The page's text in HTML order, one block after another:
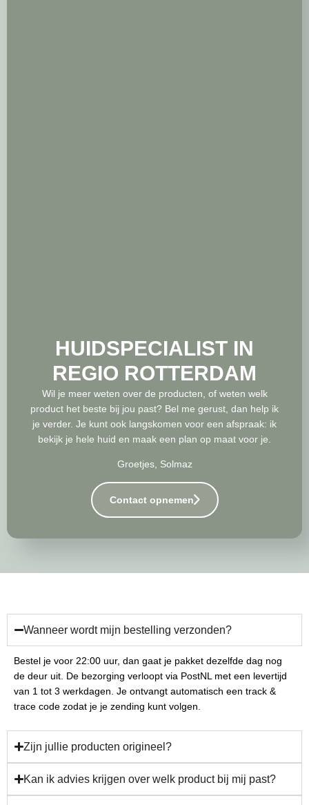
HUIDSPECIALIST IN
REGIO ROTTERDAM
Wil je meer weten over de producten, of weten welk
product het beste bij jou past? Bel me gerust, dan help ik
je verder. Je kunt ook langskomen voor een afspraak: ik
bekijk je hele huid en maak een plan op maat voor je.
Groetjes, Solmaz
Contact opnemen
Wanneer wordt mijn bestelling verzonden?
Bestel je voor 22:00 uur, dan gaat je pakket dezelfde dag nog
de deur uit. De bezorging verloopt via PostNL met een levertijd
van 1 tot 3 werkdagen. Je ontvangt automatisch een track &
trace code zodat je je zending kunt volgen.
Zijn jullie producten origineel?
Kan ik advies krijgen over welk product bij mij past?